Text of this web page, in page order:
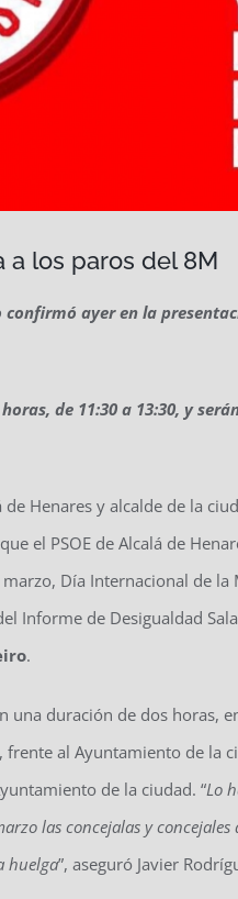
a los paros del 8M
confirmó ayer en la
de 11:30 a 13:30, y
de Henares y alcalde de la
el PSOE de Alcalá de
marzo, Día Internacional de
Informe de Desigualdad
.
una duración de dos horas,
frente al Ayuntamiento de la
de la ciudad. “Lo
las concejalas y concejales
huelga”, aseguró Javier